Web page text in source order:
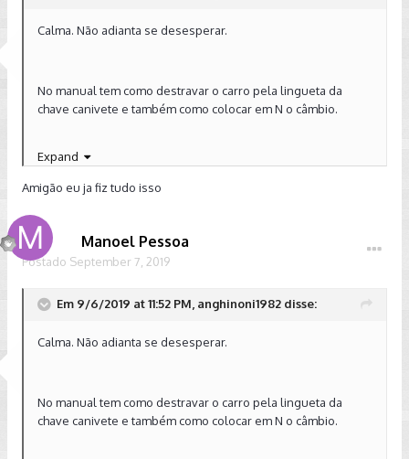
Calma. Não adianta se desesperar.
No manual tem como destravar o carro pela lingueta da
chave canivete e também como colocar em N o câmbio.
Além do mais o seguro tem pranchas com rodinhas que
podem mover o carro dentro da garagem.
Segue pra vc o print das partes dos manuais que lhe
interessa:
Expand
Amigão eu ja fiz tudo isso
Manoel Pessoa
Postado September 7, 2019
Em 9/6/2019 at 11:52 PM, anghinoni1982 disse:
Calma. Não adianta se desesperar.
No manual tem como destravar o carro pela lingueta da
chave canivete e também como colocar em N o câmbio.